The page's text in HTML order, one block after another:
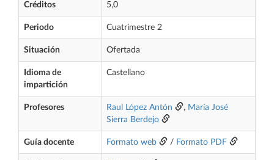
Créditos 5,0
Periodo Cuatrimestre 2
Situación Ofertada
Idioma de
impartición
Castellano
Profesores Raul López Antón , María José
Sierra Berdejo
Guía docente Formato web / Formato PDF